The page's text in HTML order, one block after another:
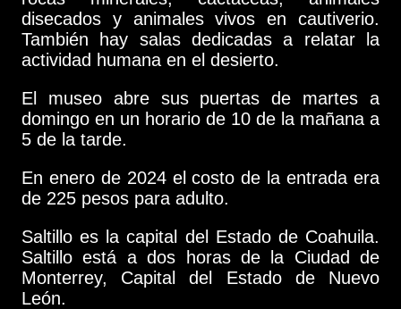
disecados y animales vivos en cautiverio.
También hay salas dedicadas a relatar la
actividad humana en el desierto.
El museo abre sus puertas de martes a
domingo en un horario de 10 de la mañana a
5 de la tarde.
En enero de 2024 el costo de la entrada era
de 225 pesos para adulto.
Saltillo es la capital del Estado de Coahuila.
Saltillo está a dos horas de la Ciudad de
Monterrey, Capital del Estado de Nuevo
León.